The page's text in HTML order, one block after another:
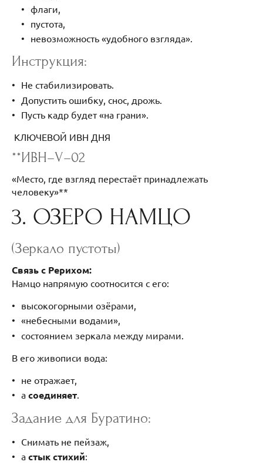
флаги,
пустота,
невозможность «удобного взгляда».
Инструкция:
Не стабилизировать.
Допустить ошибку, снос, дрожь.
Пусть кадр будет «на грани».
КЛЮЧЕВОЙ ИВН ДНЯ
**ИВН–V–02
«Место, где взгляд перестаёт принадлежать
человеку»**
3. ОЗЕРО НАМЦО
(Зеркало пустоты)
Связь с Рерихом:
Намцо напрямую соотносится с его:
высокогорными озёрами,
«небесными водами»,
состоянием зеркала между мирами.
В его живописи вода:
не отражает,
а соединяет
Задание для Буратино:
Снимать не пейзаж,
а стык стихий: